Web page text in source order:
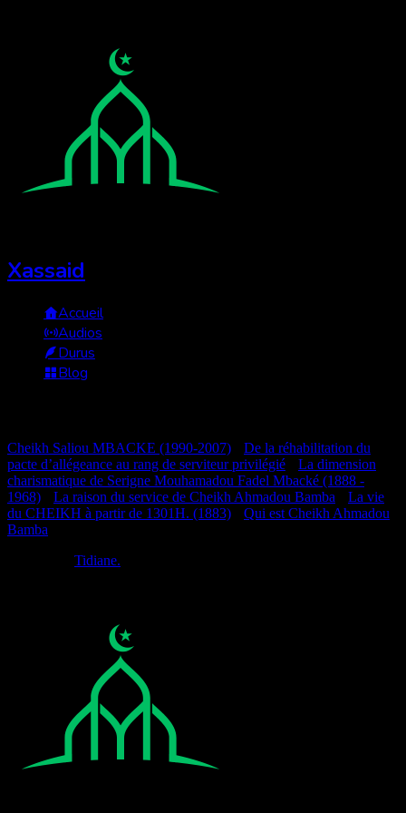
Xassaid
Accueil
Audios
Durus
Blog
Cheikh Saliou MBACKE (1990-2007)
De la réhabilitation du
pacte d’allégeance au rang de serviteur privilégié
La dimension
charismatique de Serigne Mouhamadou Fadel Mbacké (1888 -
1968)
La raison du service de Cheikh Ahmadou Bamba
La vie
du CHEIKH à partir de 1301H. (1883)
Qui est Cheikh Ahmadou
Bamba
Tidiane.